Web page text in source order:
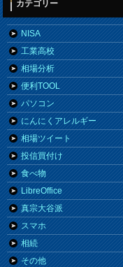
カテゴリー
NISA
工業高校
相場分析
便利TOOL
パソコン
にんにくアレルギー
相場ツイート
投信買付け
食べ物
LibreOffice
真宗大谷派
スマホ
相続
その他